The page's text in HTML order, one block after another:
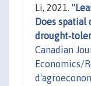
Li, 2021. "
Does
Canadian
Economics/